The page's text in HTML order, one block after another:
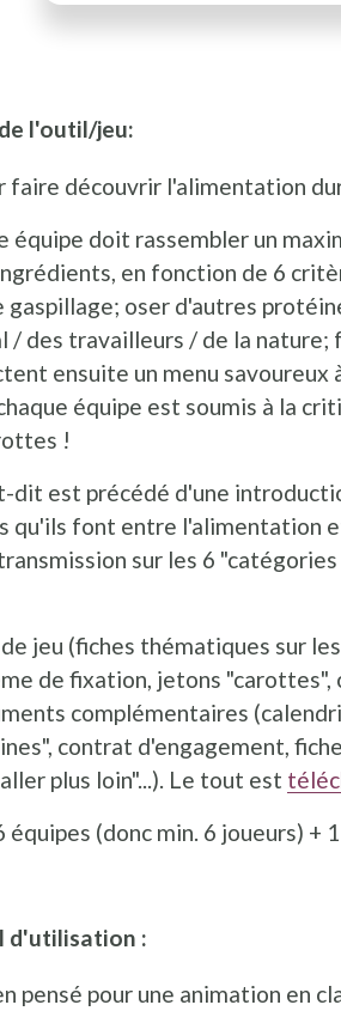
l'outil/jeu:
faire découvrir l'alimentation
équipe doit rassembler un
en fonction de 6
gaspillage; oser d'autres
/ des travailleurs / de la nature;
ensuite un menu
équipe est soumis à la
!
dit est précédé d'une
qu'ils font entre l'alimentation
sur les 6
jeu (fiches thématiques sur
de fixation, jetons "carottes",
complémentaires
contrat d'engagement,
plus loin"...). Le tout est
équipes (donc min. 6 joueurs) +
d'utilisation :
pensé pour une animation en